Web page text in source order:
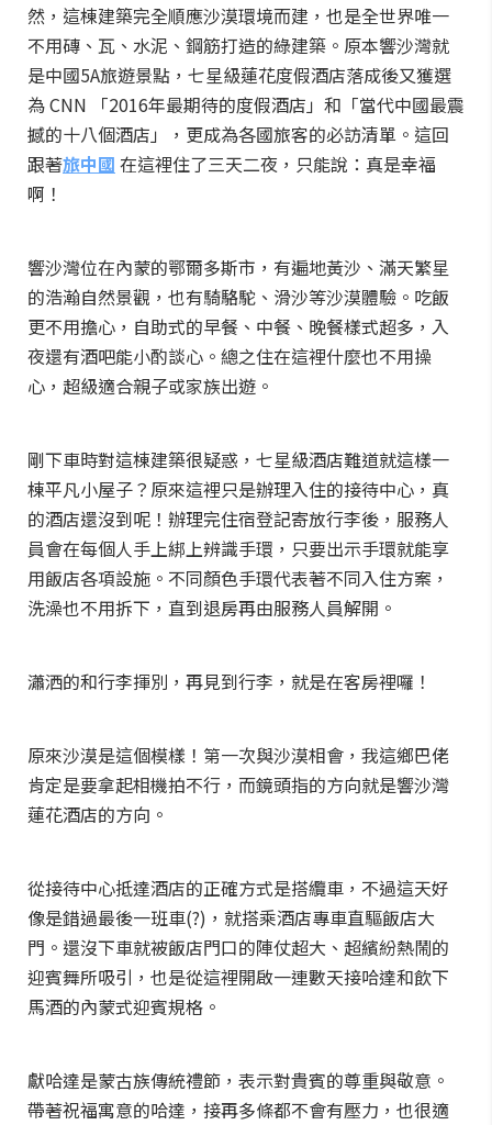
然，這棟建築完全順應沙漠環境而建，也是全世界唯一
不用磚、瓦、水泥、鋼筋打造的綠建築。原本響沙灣就
是中國5A旅遊景點，七星級蓮花度假酒店落成後又獲選
為 CNN 「2016年最期待的度假酒店 」和「當代中國最震
撼的十八個酒店」，更成為各國旅客的必訪清單。這回
跟著旅中國 在這裡住了三天二夜，只能說：真是幸福
啊！
響沙灣位在內蒙的鄂爾多斯市，有遍地黃沙、滿天繁星
的浩瀚自然景觀，也有騎駱駝、滑沙等沙漠體驗。吃飯
更不用擔心，自助式的早餐、中餐、晚餐樣式超多，入
夜還有酒吧能小酌談心。總之住在這裡什麼也不用操
心，超級適合親子或家族出遊。
剛下車時對這棟建築很疑惑，七星級酒店難道就這樣一
棟平凡小屋子？原來這裡只是辦理入住的接待中心，真
的酒店還沒到呢！辦理完住宿登記寄放行李後，服務人
員會在每個人手上綁上辨識手環，只要出示手環就能享
用飯店各項設施。不同顏色手環代表著不同入住方案，
洗澡也不用拆下，直到退房再由服務人員解開。
瀟洒的和行李揮別，再見到行李，就是在客房裡囉！
原來沙漠是這個模樣！第一次與沙漠相會，我這鄉巴佬
肯定是要拿起相機拍不行，而鏡頭指的方向就是響沙灣
蓮花酒店的方向。
從接待中心抵達酒店的正確方式是搭纜車，不過這天好
像是錯過最後一班車(?)，就搭乘酒店專車直驅飯店大
門。還沒下車就被飯店門口的陣仗超大、超繽紛熱鬧的
迎賓舞所吸引，也是從這裡開啟一連數天接哈達和飲下
馬酒的內蒙式迎賓規格。
獻哈達是蒙古族傳統禮節，表示對貴賓的尊重與敬意。
帶著祝福寓意的哈達，接再多條都不會有壓力，也很適